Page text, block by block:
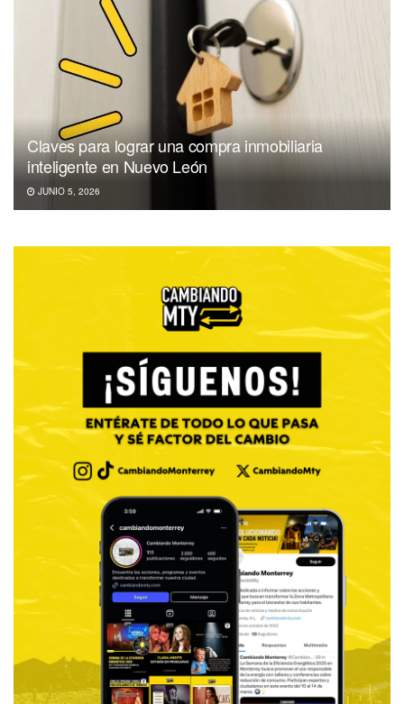
Claves para lograr una compra inmobiliaria
inteligente en Nuevo León
JUNIO 5, 2026